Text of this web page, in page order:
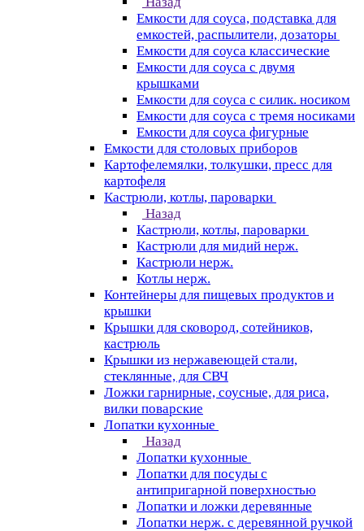
Емкости для соуса, подставка для
емкостей, распылители, дозаторы
Емкости для соуса классические
Емкости для соуса с двумя
крышками
Емкости для соуса с силик. носиком
Емкости для соуса с тремя носиками
Емкости для соуса фигурные
Емкости для столовых приборов
Картофелемялки, толкушки, пресс для
картофеля
Кастрюли, котлы, пароварки
Назад
Кастрюли, котлы, пароварки
Кастрюли для мидий нерж.
Кастрюли нерж.
Котлы нерж.
Контейнеры для пищевых продуктов и
крышки
Крышки для сковород, сотейников,
кастрюль
Крышки из нержавеющей стали,
стеклянные, для СВЧ
Ложки гарнирные, соусные, для риса,
вилки поварские
Лопатки кухонные
Назад
Лопатки кухонные
Лопатки для посуды с
антипригарной поверхностью
Лопатки и ложки деревянные
Лопатки нерж. с деревянной ручкой